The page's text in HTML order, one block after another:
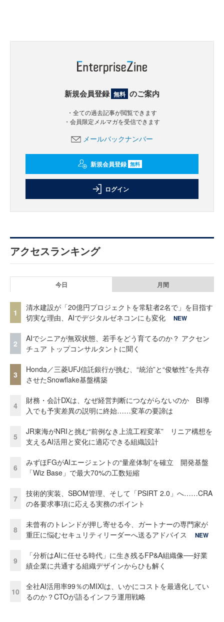
新規会員登録 無料 のご案内
・全ての過去記事が閲覧できます
・会員限定メルマガを受信できます
メールバックナンバー
新規会員登録 無料
ログイン
アクセスランキング
今日 月間
1
清水建設が「20億円プロジェクトを常駐者2名で」を目指す
切実な理由、AIでデジタルゼネコンにも変化
NEW
2
AIでシニアが無双状態、若手をどう育てるのか？ アクセン
チュア トップコンサルタントに聞く
3
Honda／三菱UFJ信託銀行が挑む、“統治”と“俊敏性”を共存
させたSnowflake基盤構築
4
財務・会計DXは、なぜ経営判断につながらないのか BI導
入でも予実差異の説明に終始……変革の要諦は
5
JR東海がNRIと挑む“前例なき上流工程変革” リニア構想を
支えるAI活用と変化に適応できる組織設計
6
みずほFGがAIエージェントの“量産体制”を確立 開発基盤
「Wiz Base」で最大70%の工数短縮
7
技術的実装、SBOM管理、そして「PSIRT 2.0」へ……CRA
の各要求事項に応える実務のポイント
8
未曾有のトレンドが押し寄せる今、ガートナーの専門家が
重圧に悩むセキュリティリーダーへ送るアドバイス
NEW
9
「分析はAIに任せる時代」に生き残るFP&A組織像──好業
績企業に共通する組織デザインからひも解く
10
全社AI活用率99％のMIXIは、いかにコストを最適化してい
るのか？CTOが語るインフラ運用戦略